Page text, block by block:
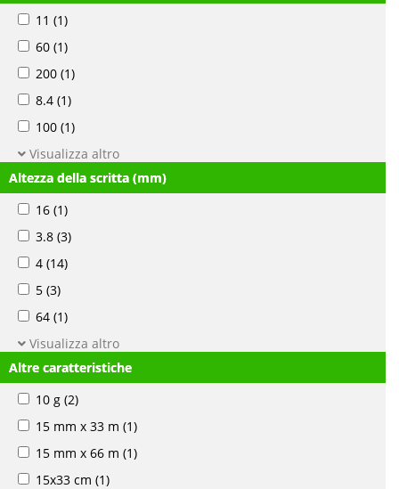
11 (1)
60 (1)
200 (1)
8.4 (1)
100 (1)
Visualizza altro
Altezza della scritta (mm)
16 (1)
3.8 (3)
4 (14)
5 (3)
64 (1)
Visualizza altro
Altre caratteristiche
10 g (2)
15 mm x 33 m (1)
15 mm x 66 m (1)
15x33 cm (1)